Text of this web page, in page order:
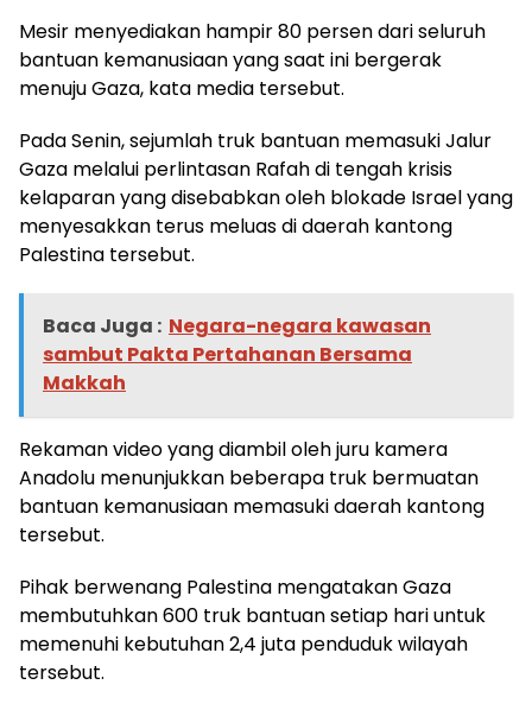
Mesir menyediakan hampir 80 persen dari seluruh
bantuan kemanusiaan yang saat ini bergerak
menuju Gaza, kata media tersebut.
Pada Senin, sejumlah truk bantuan memasuki Jalur
Gaza melalui perlintasan Rafah di tengah krisis
kelaparan yang disebabkan oleh blokade Israel yang
menyesakkan terus meluas di daerah kantong
Palestina tersebut.
Baca Juga : Negara-negara kawasan
sambut Pakta Pertahanan Bersama
Makkah
Rekaman video yang diambil oleh juru kamera
Anadolu menunjukkan beberapa truk bermuatan
bantuan kemanusiaan memasuki daerah kantong
tersebut.
Pihak berwenang Palestina mengatakan Gaza
membutuhkan 600 truk bantuan setiap hari untuk
memenuhi kebutuhan 2,4 juta penduduk wilayah
tersebut.